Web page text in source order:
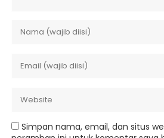
Simpan nama, email, dan situs